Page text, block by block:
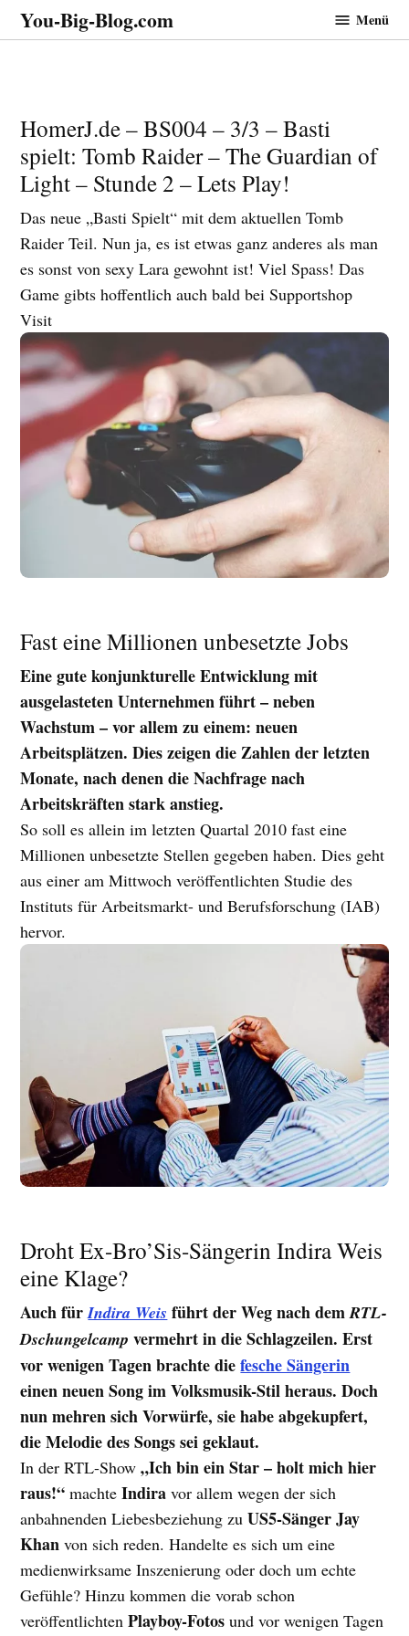
Zum
Inhalt
You-Big-Blog.com Menü
HomerJ.de – BS004 – 3/3 – Basti
spielt: Tomb Raider – The Guardian of
Light – Stunde 2 – Lets Play!
Das neue „Basti Spielt“ mit dem aktuellen Tomb
Raider Teil. Nun ja, es ist etwas ganz anderes als man
es sonst von sexy Lara gewohnt ist! Viel Spass! Das
Game gibts hoffentlich auch bald bei Supportshop
Visit
Fast eine Millionen unbesetzte Jobs
Eine gute konjunkturelle Entwicklung mit
ausgelasteten Unternehmen führt – neben
Wachstum – vor allem zu einem: neuen
Arbeitsplätzen. Dies zeigen die Zahlen der letzten
Monate, nach denen die Nachfrage nach
Arbeitskräften stark anstieg.
So soll es allein im letzten Quartal 2010 fast eine
Millionen unbesetzte Stellen gegeben haben. Dies geht
aus einer am Mittwoch veröffentlichten Studie des
Instituts für Arbeitsmarkt- und Berufsforschung (IAB)
hervor.
Droht Ex-Bro’Sis-Sängerin Indira Weis
eine Klage?
Auch fürIndira Weis führt der Weg nach demRTL-
Dschungelcamp vermehrt in die Schlagzeilen. Erst
vor wenigen Tagen brachte diefesche Sängerin
einen neuen Song im Volksmusik-Stil heraus. Doch
nun mehren sich Vorwürfe, sie habe abgekupfert,
die Melodie des Songs sei geklaut.
In der RTL-Show„Ich bin ein Star – holt mich hier
raus!“ machteIndira vor allem wegen der sich
anbahnenden Liebesbeziehung zuUS5-Sänger Jay
Khan von sich reden. Handelte es sich um eine
medienwirksame Inszenierung oder doch um echte
Gefühle? Hinzu kommen die vorab schon
veröffentlichtenPlayboy-Fotos und vor wenigen Tagen